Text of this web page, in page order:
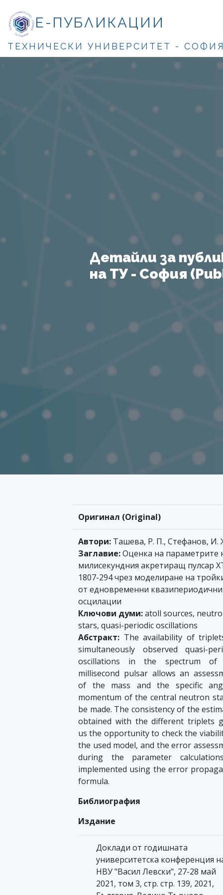
Е-ПУБЛИКАЦИИ
ТЕХНИЧЕСКИ УНИВЕРСИТЕТ -
Детайли за
на ТУ - София
Оригинал (Original)
Автори: Ташева, Р. П., Стефанов, И.
Заглавие:Oценка на параметрите
милисекундния акретиращ пулсар
1807-294 чрез моделиране на
от едновременни квазипериодични
осцилации
Ключови думи:atoll sources,
stars, quasi-periodic oscillations
Абстракт: The availability of
simultaneously observed quasi-
oscillations in the spectrum of
millisecond pulsar allows an
of the mass and the specific
momentum of the central neutron
be made. The consistency of the
obtained with the different triplets
us the opportunity to check the
the used model, and the error
during the parameter
implemented using the error
formula.
Библиография
Издание
Доклади от годишната
университетска конференция
НВУ "Васил Левски", 27-28 май
2021, том 3, стр. стр. 139, 2021,